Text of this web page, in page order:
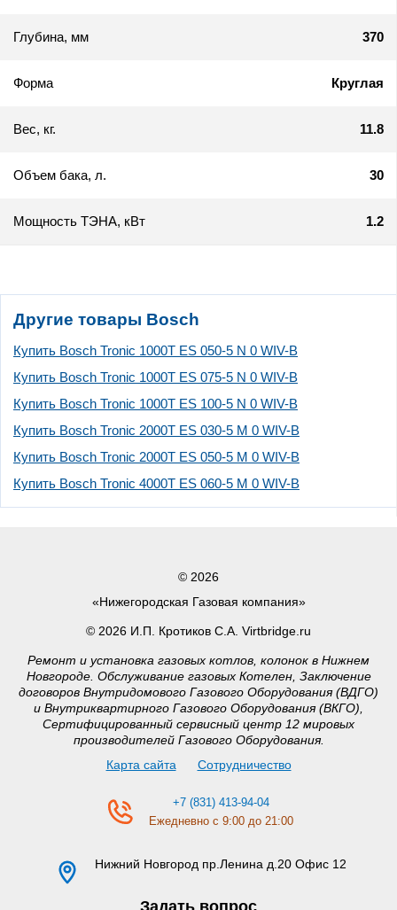
Глубина, мм 370
Форма Круглая
Вес, кг. 11.8
Объем бака, л. 30
Мощность ТЭНА, кВт 1.2
Другие товары Bosch
Купить Bosch Tronic 1000T ES 050-5 N 0 WIV-B
Купить Bosch Tronic 1000T ES 075-5 N 0 WIV-B
Купить Bosch Tronic 1000T ES 100-5 N 0 WIV-B
Купить Bosch Tronic 2000T ES 030-5 M 0 WIV-B
Купить Bosch Tronic 2000T ES 050-5 M 0 WIV-B
Купить Bosch Tronic 4000T ES 060-5 M 0 WIV-B
© 2026
«Нижегородская Газовая компания»
© 2026 И.П. Кротиков С.А. Virtbridge.ru
Ремонт и установка газовых котлов, колонок в Нижнем
Новгороде. Обслуживание газовых Котелен, Заключение
договоров Внутридомового Газового Оборудования (ВДГО)
и Внутриквартирного Газового Оборудования (ВКГО),
Сертифицированный сервисный центр 12 мировых
производителей Газового Оборудования.
Карта сайта
Сотрудничество
+7 (831) 413-94-04
Ежедневно с 9:00 до 21:00
Нижний Новгород пр.Ленина д.20 Офис 12